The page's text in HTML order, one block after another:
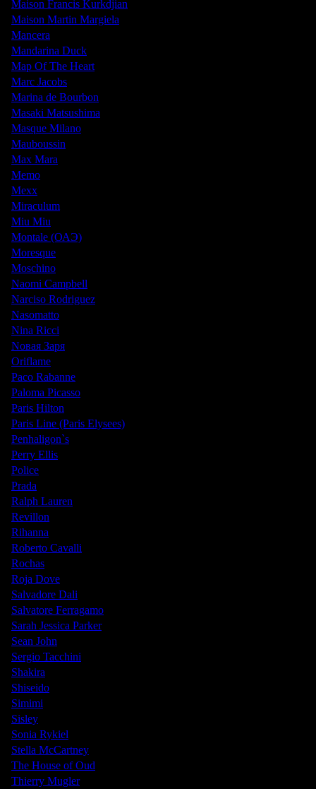
Maison Francis Kurkdjian
Maison Martin Margiela
Mancera
Mandarina Duck
Map Of The Heart
Marc Jacobs
Marina de Bourbon
Masaki Matsushima
Masque Milano
Mauboussin
Max Mara
Memo
Mexx
Miraculum
Miu Miu
Montale (ОАЭ)
Moresque
Moschino
Naomi Campbell
Narciso Rodriguez
Nasomatto
Nina Ricci
Nовая Заря
Oriflame
Paco Rabanne
Paloma Picasso
Paris Hilton
Paris Line (Paris Elysees)
Penhaligon`s
Perry Ellis
Police
Prada
Ralph Lauren
Revillon
Rihanna
Roberto Cavalli
Rochas
Roja Dove
Salvadore Dali
Salvatore Ferragamo
Sarah Jessica Parker
Sean John
Sergio Tacchini
Shakira
Shiseido
Simimi
Sisley
Sonia Rykiel
Stella McCartney
The House of Oud
Thierry Mugler